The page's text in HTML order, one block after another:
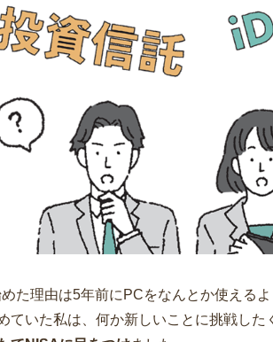
た理由は5年前にPCをなんとか使えるよ
ていた私は、何か新しいことに挑戦し